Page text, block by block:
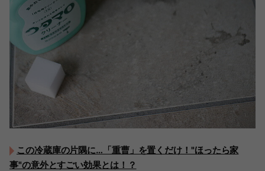
この冷蔵庫の片隅に…「重曹」を置くだけ！"ほったら家
事"の意外とすごい効果とは！？